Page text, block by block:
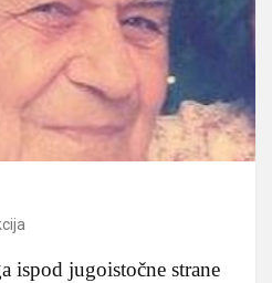
ispod jugoistočne strane